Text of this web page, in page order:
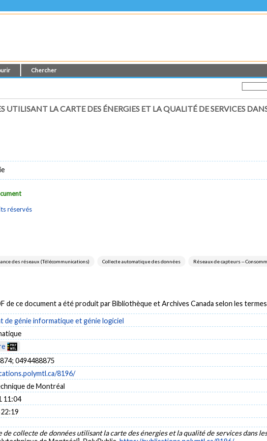
Chercher
LA CARTE DES ÉNERGIES ET LA QUALITÉ DE SERVICES
réservés
des réseaux (Télécommunications) Collecte automatique des données Réseaux de capteurs --
de ce document a été produit par Bibliothèque et Archives Canada selon les
de génie informatique et génie logiciel
0494488875
8196/
de Montréal
11:04
de collecte de données utilisant la carte des énergies et la qualité de services dans